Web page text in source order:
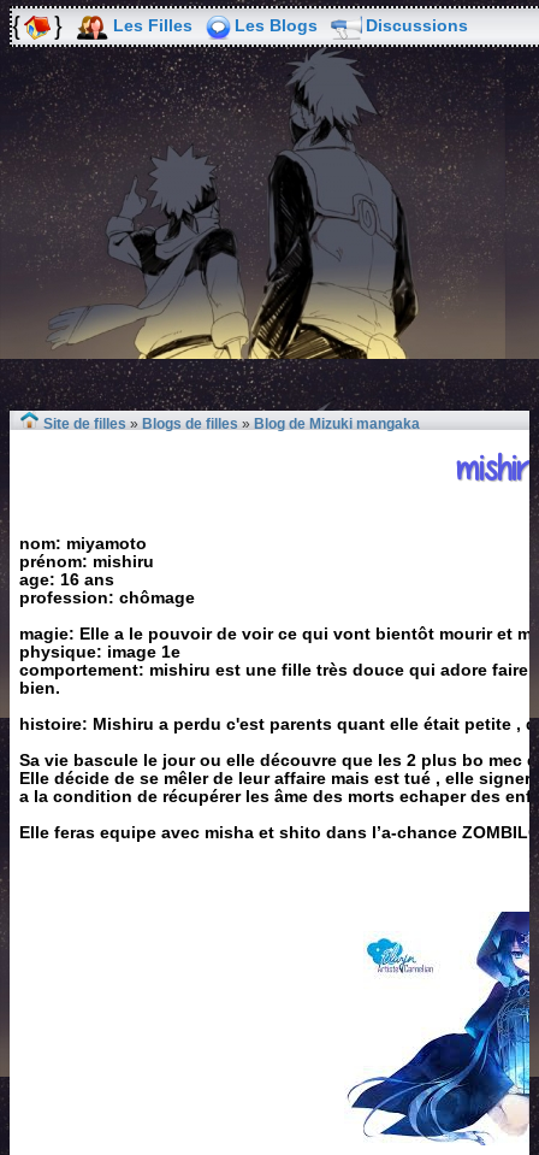
Les Filles Les Blogs Discussions
Site de filles » Blogs de filles » Blog de Mizuki mangaka
nom: miyamoto
prénom: mishiru
age: 16 ans
profession: chômage
magie: Elle a le pouvoir de voir ce qui vont bientôt mourir et
physique: image 1e
comportement: mishiru est une fille très douce qui adore
bien.
histoire: Mishiru a perdu c'est parents quant elle était petite ,
Sa vie bascule le jour ou elle découvre que les 2 plus bo mec
Elle décide de se mêler de leur affaire mais est tué , elle
a la condition de récupérer les âme des morts echaper des
Elle feras equipe avec misha et shito dans l’a-chance